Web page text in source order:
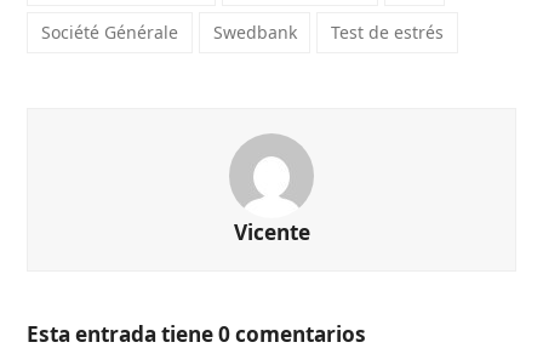
Société Générale Swedbank Test de estrés
Vicente
Esta entrada tiene 0 comentarios